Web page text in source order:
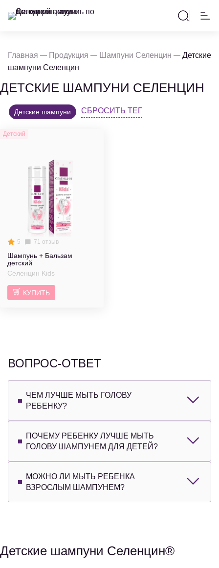
Главная Продукция Шампуни Селенцин
Детские
шампуни Селенцин
ДЕТСКИЕ ШАМПУНИ СЕЛЕНЦИН
Детские шампуни СБРОСИТЬ ТЕГ
Детский
5 71 отзыв
Шампунь + Бальзам
детский
Селенцин Kids
КУПИТЬ
ВОПРОС-ОТВЕТ
ЧЕМ ЛУЧШЕ МЫТЬ ГОЛОВУ
РЕБЕНКУ?
ПОЧЕМУ РЕБЕНКУ ЛУЧШЕ МЫТЬ
ГОЛОВУ ШАМПУНЕМ ДЛЯ ДЕТЕЙ?
МОЖНО ЛИ МЫТЬ РЕБЕНКА
ВЗРОСЛЫМ ШАМПУНЕМ?
Детские шампуни Селенцин®